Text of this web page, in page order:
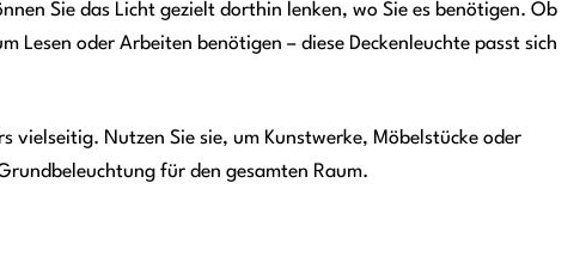
Sie das Licht gezielt dorthin lenken, wo Sie es benötigen. Ob
Lesen oder Arbeiten benötigen – diese Deckenleuchte passt sich
vielseitig. Nutzen Sie sie, um Kunstwerke, Möbelstücke oder
für den gesamten Raum.